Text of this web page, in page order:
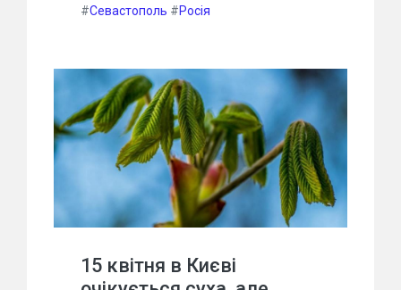
#Севастополь #Росія
15 квітня в Києві